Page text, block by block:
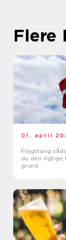
Flere
01. april
Flagstang sådan vælger
du den rigtige
grund